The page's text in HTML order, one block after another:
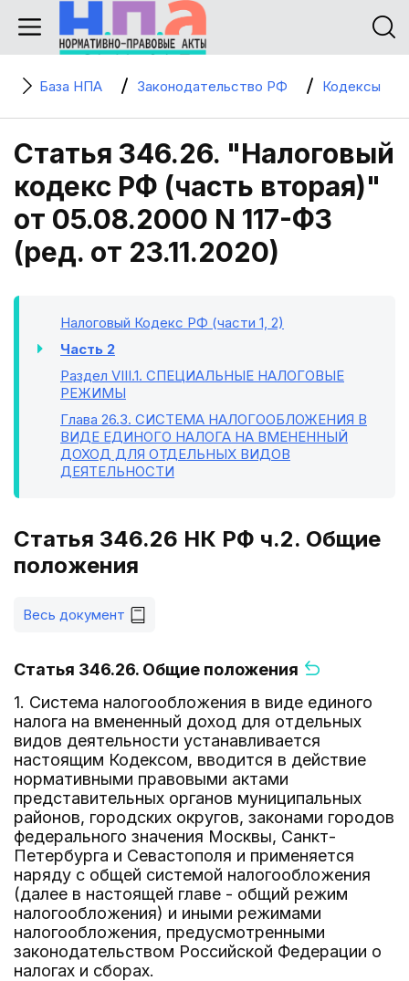
База НПА Законодательство РФ Кодексы
Статья 346.26. "Налоговый
кодекс РФ (часть вторая)"
от 05.08.2000 N 117-ФЗ
(ред. от 23.11.2020)
Налоговый Кодекс РФ (части 1, 2)
Часть 2
Раздел VIII.1. СПЕЦИАЛЬНЫЕ НАЛОГОВЫЕ
РЕЖИМЫ
Глава 26.3. СИСТЕМА НАЛОГООБЛОЖЕНИЯ В
ВИДЕ ЕДИНОГО НАЛОГА НА ВМЕНЕННЫЙ
ДОХОД ДЛЯ ОТДЕЛЬНЫХ ВИДОВ
ДЕЯТЕЛЬНОСТИ
Статья 346.26 НК РФ ч.2. Общие
положения
Весь документ
Статья 346.26. Общие положения
1. Система налогообложения в виде единого
налога на вмененный доход для отдельных
видов деятельности устанавливается
настоящим Кодексом, вводится в действие
нормативными правовыми актами
представительных органов муниципальных
районов, городских округов, законами городов
федерального значения Москвы, Санкт-
Петербурга и Севастополя и применяется
наряду с общей системой налогообложения
(далее в настоящей главе - общий режим
налогообложения) и иными режимами
налогообложения, предусмотренными
законодательством Российской Федерации о
налогах и сборах.